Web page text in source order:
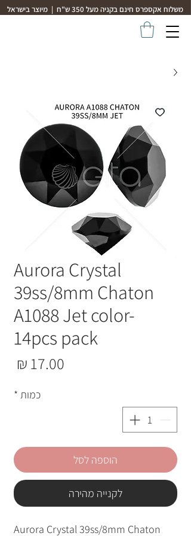
משלוח אקספרס חינם בקניה מעל 350 ש"ח | מיוצר בישראל
Aurora Crystal
39ss/8mm Chaton
A1088 Jet color-
14pcs pack
כמות *
הוספה לסל
לקנייה מהירה
Aurora Crystal 39ss/8mm Chaton